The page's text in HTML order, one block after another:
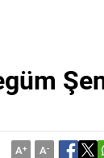
A+ A-